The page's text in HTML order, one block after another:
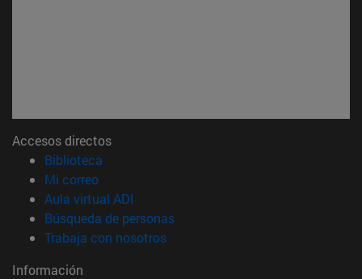
Accesos directos
Biblioteca
Mi correo(abre en nueva ventana)
Aula virtual ADI
Búsqueda de personas(abre en nueva ventana)
Trabaja con nosotros(abre en nueva ventana)
Información